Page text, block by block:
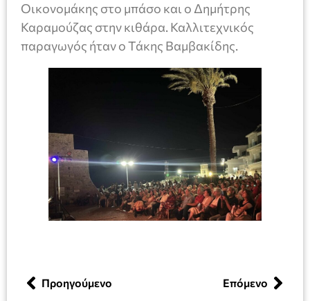
Οικονομάκης στο μπάσο και ο Δημήτρης
Καραμούζας στην κιθάρα. Καλλιτεχνικός
παραγωγός ήταν ο Τάκης Βαμβακίδης.
Προηγούμενο Επόμενο